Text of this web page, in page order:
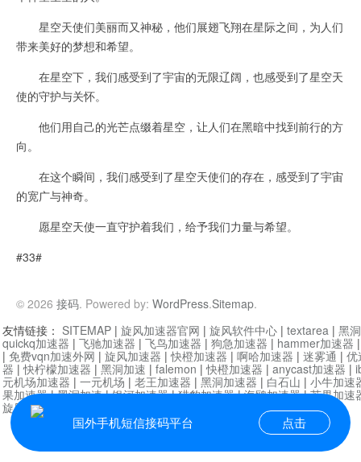
星空天使们美丽而又神秘，他们展翅飞翔在星际之间，为人们
带来美好的梦想和希望。
在星空下，我们感受到了宇宙的无限辽阔，也感受到了星空天
使的守护与关怀。
他们用自己的光芒点缀着星空，让人们在黑暗中找到前行的方
向。
在这个瞬间，我们感受到了星空天使们的存在，感受到了宇宙
的宽广与神奇。
愿星空天使一直守护着我们，给予我们力量与希望。
#33#
© 2026 接码. Powered by: WordPress.Sitemap.
国外手机短信接码平台 点击
友情链接： SITEMAP | 旋风加速器官网 | 旋风软件中心 | textarea | 黑
quickq加速器 | 飞驰加速器 | 飞鸟加速器 | 狗急加速器 | hammer加速器
| 免费vqn加速外网 | 旋风加速器 |快橙加速器 | 啊哈加速器 | 迷雾通 | 优
器 |快柠檬加速器 | 黑洞加速 | falemon |快橙加速器 | anycast加速器 |
元机场加速器 | 一元机场 | 老王加速器 | 黑洞加速器 | 白石山 | 小牛加速
果加速器|黑洞加速|银河加速器|猎豹加速器|海鸥加速器|芒果加速
旋风加速器度器